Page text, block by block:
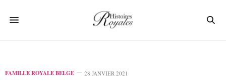
FAMILLE ROYALE BELGE 28 JANVIER 2021